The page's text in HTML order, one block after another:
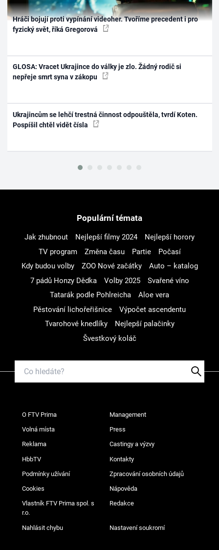
Hráči bojují proti vypínání videoher. Tvoříme precedent i pro
fyzický svět, říká Gregorová
GLOSA: Vracet Ukrajince do války je zlo. Žádný rodič si
nepřeje smrt syna v zákopu
Ukrajincům se lehčí trestná činnost odpouštěla, tvrdí Koten.
Pospíšil chtěl vidět čísla
Populární témata
Jak zhubnout Nejlepší filmy 2024
Nejlepší horory
TV program
Změna času Partie
Počasí
Kdy budou volby
ZOO Nové začátky
Auto – katalog
7 pádů Honzy Dědka
Volby 2025
Svařené víno
Tatarák podle Pohlreicha
Aloe vera
Pěstování lichořeřišnice
Výpočet ascendentu
Tvarohové knedlíky
Nejlepší palačinky
Švestkový koláč
O FTV Prima Management
Volná místa Press
Reklama Castingy a výzvy
HbbTV Kontakty
Podmínky užívání Zpracování osobních údajů
Cookies Nápověda
Vlastník FTV Prima spol. s
r.o.
Redakce
Nahlásit chybu Nastavení soukromí